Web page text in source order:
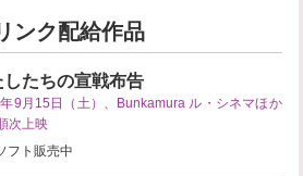
ンク配給作品
したちの宣戦布告
9月15日（土）、Bunkamura ル・シネマほか
次上映
フト販売中